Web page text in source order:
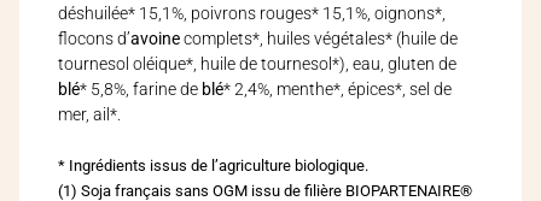
déshuilée* 15,1%, poivrons rouges* 15,1%, oignons*,
flocons d’avoinecomplets*, huiles végétales* (huile de
tournesol oléique*, huile de tournesol*), eau, gluten de
blé* 5,8%, farine de blé* 2,4%, menthe*, épices*, sel de
mer, ail*.
* Ingrédients issus de l’agriculture biologique.
(1) Soja français sans OGM issu de filière BIOPARTENAIRE®